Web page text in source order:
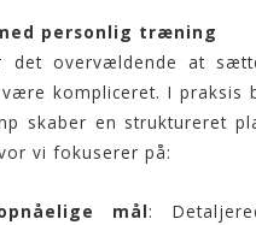
personlig træning
det overvældende at
kompliceret. I praksis
skaber en struktureret
vi fokuserer på:
mål: